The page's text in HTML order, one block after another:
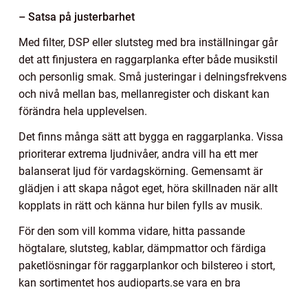
– Satsa på justerbarhet
Med filter, DSP eller slutsteg med bra inställningar går
det att finjustera en raggarplanka efter både musikstil
och personlig smak. Små justeringar i delningsfrekvens
och nivå mellan bas, mellanregister och diskant kan
förändra hela upplevelsen.
Det finns många sätt att bygga en raggarplanka. Vissa
prioriterar extrema ljudnivåer, andra vill ha ett mer
balanserat ljud för vardagskörning. Gemensamt är
glädjen i att skapa något eget, höra skillnaden när allt
kopplats in rätt och känna hur bilen fylls av musik.
För den som vill komma vidare, hitta passande
högtalare, slutsteg, kablar, dämpmattor och färdiga
paketlösningar för raggarplankor och bilstereo i stort,
kan sortimentet hos audioparts.se vara en bra